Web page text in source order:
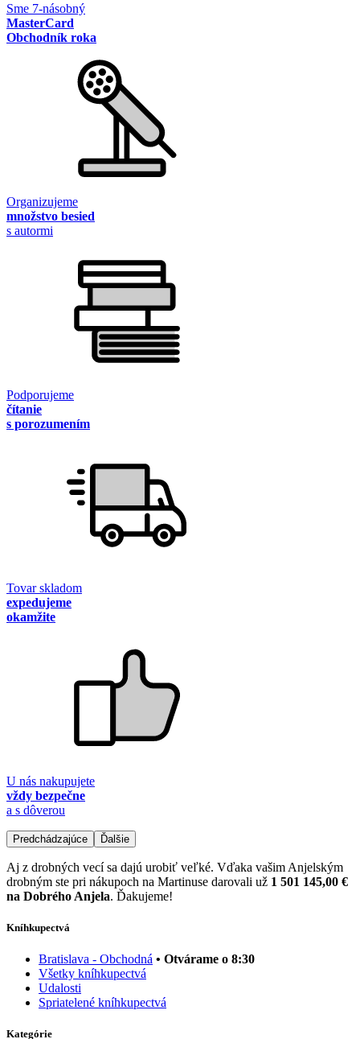
Sme 7-násobný
MasterCard
Obchodník roka
Organizujeme
množstvo besied
s autormi
Podporujeme
čítanie
s porozumením
Tovar skladom
expedujeme
okamžite
U nás nakupujete
vždy bezpečne
a s dôverou
Predchádzajúce Ďalšie
Aj z drobných vecí sa dajú urobiť veľké. Vďaka vašim Anjelským
drobným ste pri nákupoch na Martinuse darovali už 1 501 145,00 €
na Dobrého Anjela. Ďakujeme!
Kníhkupectvá
Bratislava - Obchodná • Otvárame o 8:30
Všetky kníhkupectvá
Udalosti
Spriatelené kníhkupectvá
Kategórie